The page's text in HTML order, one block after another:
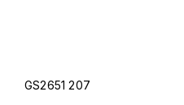
GS2651 207